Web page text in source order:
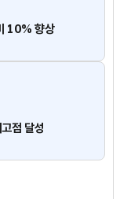
10% 향상
점 달성